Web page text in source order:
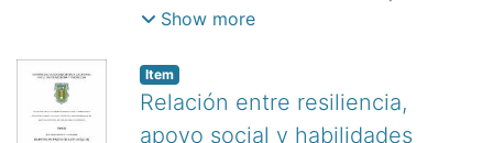
California.,)Córdova Pacheco, Yara
Eduardo R.
Show more
Item
Relación entre resiliencia,
apoyo social y habilidades